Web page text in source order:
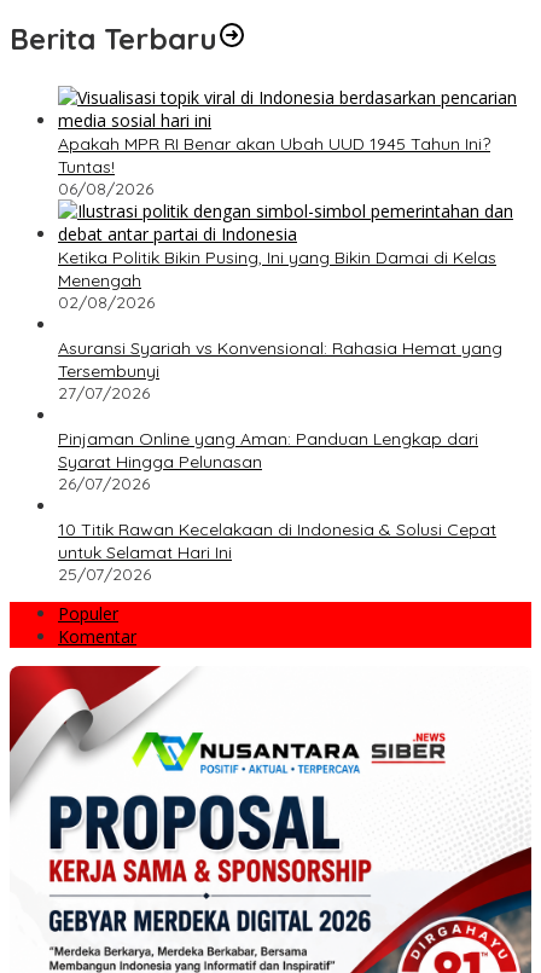
Berita Terbaru
Apakah MPR RI Benar akan Ubah UUD 1945 Tahun Ini?
Tuntas!
06/08/2026
Ketika Politik Bikin Pusing, Ini yang Bikin Damai di Kelas
Menengah
02/08/2026
Asuransi Syariah vs Konvensional: Rahasia Hemat yang
Tersembunyi
27/07/2026
Pinjaman Online yang Aman: Panduan Lengkap dari
Syarat Hingga Pelunasan
26/07/2026
10 Titik Rawan Kecelakaan di Indonesia & Solusi Cepat
untuk Selamat Hari Ini
25/07/2026
Populer
Komentar